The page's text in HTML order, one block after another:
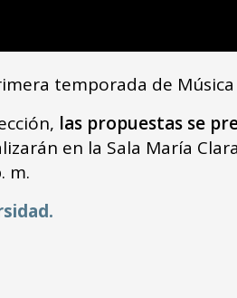
temporada de Música
las propuestas se
en la Sala María
m.